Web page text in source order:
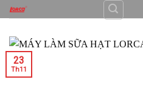
Skip
to
content
23
Th11